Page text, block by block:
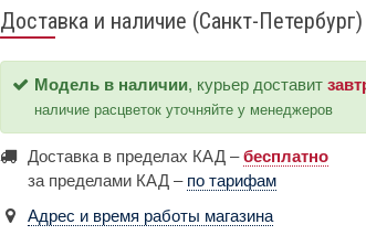
Доставка и наличие (Санкт-Петербург)
Модель в наличии, курьер доставит
наличие расцветок уточняйте у менеджеров
Доставка в пределах КАД –бесплатно
за пределами КАД – по тарифам
Адрес и время работы магазина